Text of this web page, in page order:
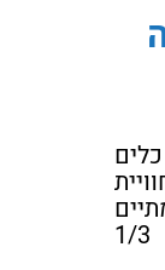
ביותר, והכל בפחות מ 1/3